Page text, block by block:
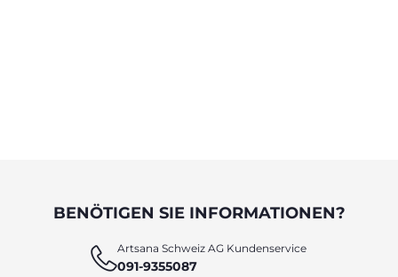
BENÖTIGEN SIE INFORMATIONEN?
Artsana Schweiz AG Kundenservice
091-9355087